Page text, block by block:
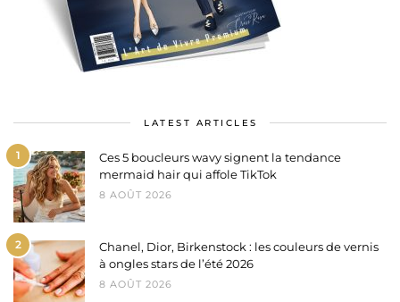
LATEST ARTICLES
1
Ces 5 boucleurs wavy signent la tendance
mermaid hair qui affole TikTok
8 AOÛT 2026
2
Chanel, Dior, Birkenstock : les couleurs de vernis
à ongles stars de l’été 2026
8 AOÛT 2026